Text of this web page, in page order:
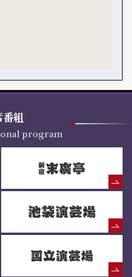
番組
program